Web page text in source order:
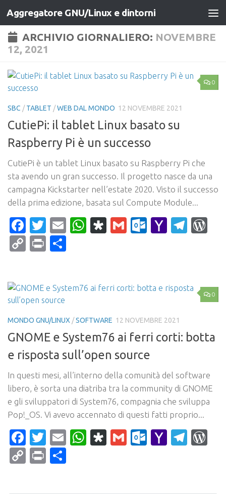
Salta al contenuto
Aggregatore GNU/Linux e dintorni
ARCHIVIO GIORNALIERO: NOVEMBRE
12, 2021
0
SBC /TABLET /WEB DAL MONDO 12 NOVEMBRE 2021
CutiePi: il tablet Linux basato su
Raspberry Pi è un successo
CutiePi è un tablet Linux basato su Raspberry Pi che
sta avendo un gran successo. Il progetto nasce da una
campagna Kickstarter nell’estate 2020. Visto il successo
della prima edizione, basata sul Compute Module...
Facebook
Twitter
EmailWhatsApp
Diaspora
Gmail Yahoo
CopyPrint
0
MONDO GNU/LINUX /SOFTWARE 12 NOVEMBRE 2021
GNOME e System76 ai ferri corti: botta
e risposta sull’open source
In questi mesi, all’interno della comunità del software
libero, è sorta una diatriba tra la community di GNOME
e gli sviluppatori di System76, compagnia che sviluppa
Pop!_OS. Vi avevo accennato di questi fatti proprio...
Facebook
Twitter
EmailWhatsApp
Diaspora
Gmail Yahoo
CopyPrint